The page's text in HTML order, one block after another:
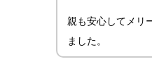
親も安心してメリ
ました。